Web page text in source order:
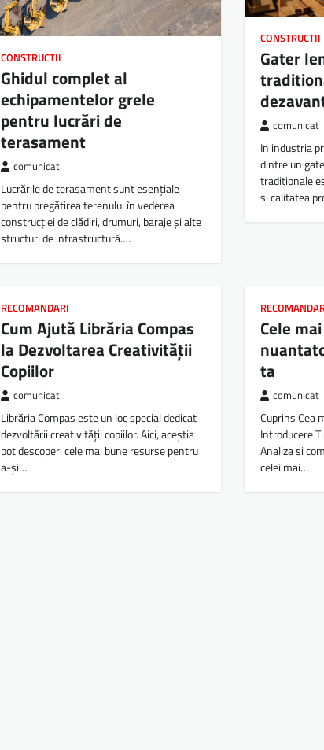
CONSTRUCTII
Ghidul complet al
echipamentelor grele
pentru lucrări de
terasament
comunicat
Lucrările de terasament sunt esențiale
pentru pregătirea terenului în vederea
construcției de clădiri, drumuri, baraje și alte
structuri de infrastructură.…
CONSTRUCTII
Gater
comunicat
In industria
dintre un
traditionale
si calitatea
RECOMANDARI
Cum Ajută Librăria Compas
la Dezvoltarea Creativității
Copiilor
comunicat
Librăria Compas este un loc special dedicat
dezvoltării creativității copiilor. Aici, aceștia
pot descoperi cele mai bune resurse pentru
a-și…
Cele
ta
comunicat
Cuprins Cea
Introducere
Analiza si
celei mai…